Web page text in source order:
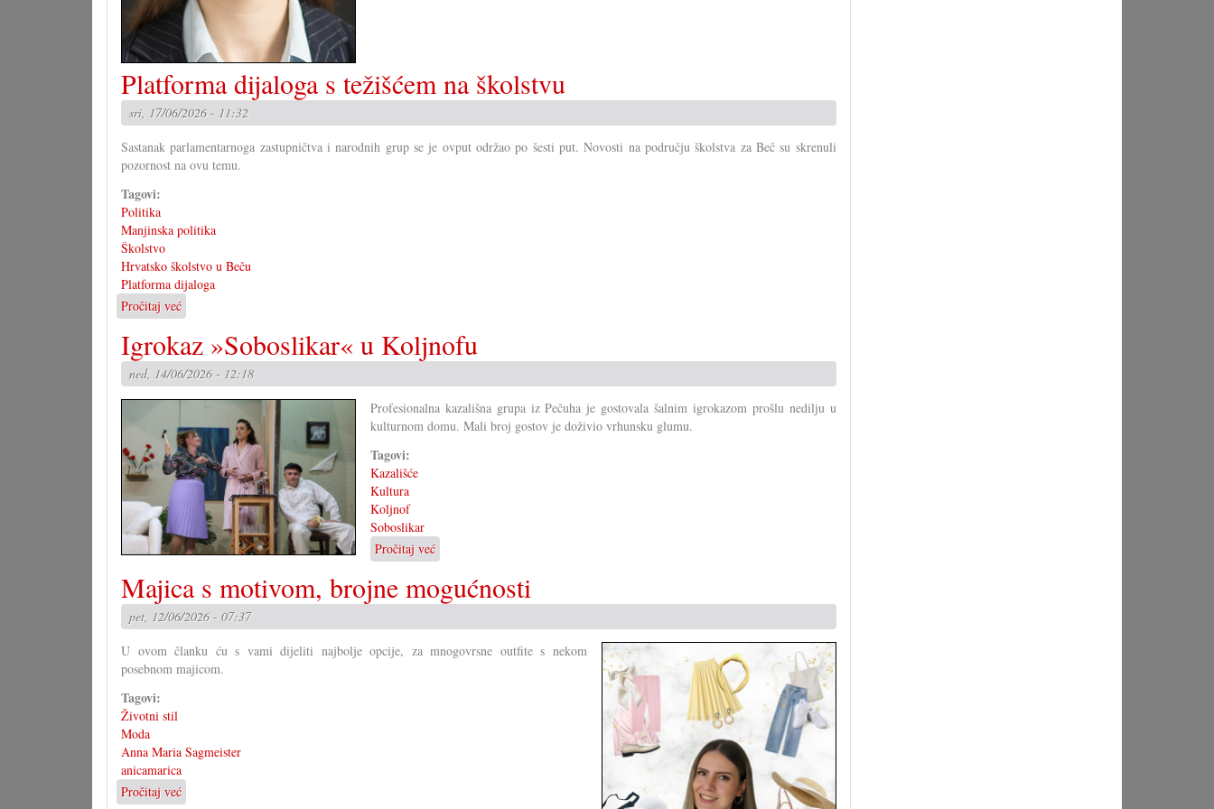
Platforma dijaloga s težišćem na školstvu
sri, 17/06/2026 - 11:32
Sastanak parlamentarnoga zastupničtva i narodnih grup se je ovput održao po šesti put. Novosti na području školstva za Beč su skrenuli
pozornost na ovu temu.
Tagovi:
Politika
Manjinska politika
Školstvo
Hrvatsko školstvo u Beču
Platforma dijaloga
Pročitaj već
Platforma
dijaloga
s
težišćem
na
Igrokaz »Soboslikar« u Koljnofu
ned, 14/06/2026 - 12:18
Profesionalna kazališna grupa iz Pečuha je gostovala šalnim igrokazom prošlu nedilju u
kulturnom domu. Mali broj gostov je doživio vrhunsku glumu.
Tagovi:
Kazališće
Kultura
Koljnof
Soboslikar
Pročitaj već
Igrokaz
»Soboslikar«
u
Majica s motivom, brojne mogućnosti
pet, 12/06/2026 - 07:37
U ovom članku ću s vami dijeliti najbolje opcije, za mnogovrsne outfite s nekom
posebnom majicom.
Tagovi:
Životni stil
Moda
Anna Maria Sagmeister
anicamarica
Pročitaj već